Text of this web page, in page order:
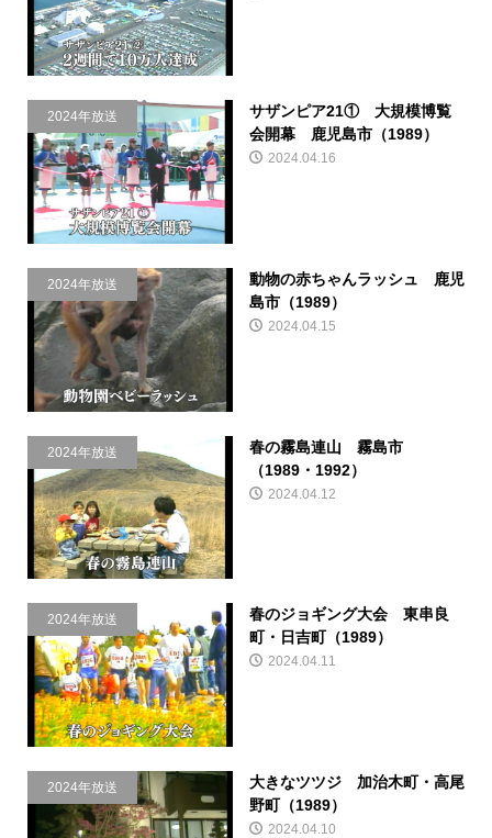
2024年放送
サザンピア21① 大規模博覧
会開幕 鹿児島市（1989）
2024.04.16
2024年放送
動物の赤ちゃんラッシュ 鹿児
島市（1989）
2024.04.15
2024年放送
春の霧島連山 霧島市
（1989・1992）
2024.04.12
2024年放送
春のジョギング大会 東串良
町・日吉町（1989）
2024.04.11
2024年放送
大きなツツジ 加治木町・高尾
野町（1989）
2024.04.10